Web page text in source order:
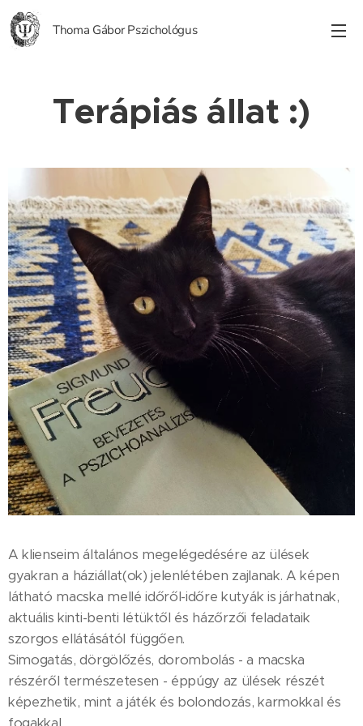
Thoma Gábor Pszichológus
Terápiás állat :)
A klienseim általános megelégedésére az ülések
gyakran a háziállat(ok) jelenlétében zajlanak. A képen
látható macska mellé időről-időre kutyák is járhatnak,
aktuális kinti-benti létüktől és házőrzői feladataik
szorgos ellátásától függően.
Simogatás, dörgölőzés, dorombolás - a macska
részéről természetesen - éppúgy az ülések részét
képezhetik, mint a játék és bolondozás, karmokkal és